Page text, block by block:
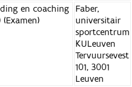
en coaching Faber,
universitair
sportcentrum
KULeuven
Tervuursevest
101, 3001
Leuven